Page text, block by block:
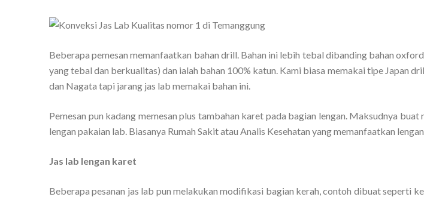
Beberapa pemesan memanfaatkan bahan drill. Bahan ini lebih tebal dibanding bahan
yang tebal dan berkualitas) dan ialah bahan 100% katun. Kami biasa memakai tipe Japan
dan Nagata tapi jarang jas lab memakai bahan ini.
Pemesan pun kadang memesan plus tambahan karet pada bagian lengan. Maksudnya buat
lengan pakaian lab. Biasanya Rumah Sakit atau Analis Kesehatan yang memanfaatkan
Jas lab lengan karet
Beberapa pesanan jas lab pun melakukan modifikasi bagian kerah, contoh dibuat seperti